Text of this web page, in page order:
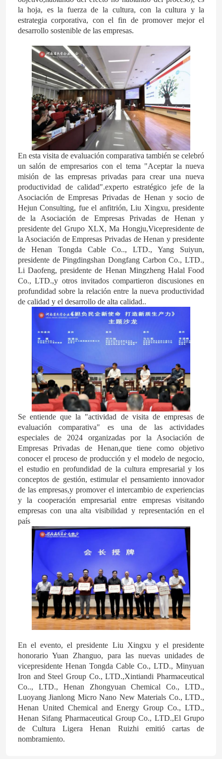
Sobre nosotros
Viaje de la fábrica
Control de calidad
Éntrenos en contacto con
Noticias
Casos
Urea
Fertilizante de nitrógeno y potasio
Fertilizante compuesto
Nitrato de calcio y amonio (CAN)
Melamina
Biometanol
Urea automotriz del grado
Los plásticos POM
Alcohol furfuril
DMF
Ácido húmico
la hoja, es la fuerza de la cultura, con la cultura y la
estrategia corporativa, con el fin de promover mejor el
desarrollo sostenible de las empresas.
En esta visita de evaluación comparativa también se celebró
un salón de empresarios con el tema "Aceptar la nueva
misión de las empresas privadas para crear una nueva
productividad de calidad".experto estratégico jefe de la
Asociación de Empresas Privadas de Henan y socio de
Hejun Consulting, fue el anfitrión, Liu Xingxu, presidente
de la Asociación de Empresas Privadas de Henan y
presidente del Grupo XLX, Ma Hongju,Vicepresidente de
la Asociación de Empresas Privadas de Henan y presidente
de Henan Tongda Cable Co.., LTD., Yang Suiyun,
presidente de Pingdingshan Dongfang Carbon Co., LTD.,
Li Daofeng, presidente de Henan Mingzheng Halal Food
Co., LTD.,y otros invitados compartieron discusiones en
profundidad sobre la relación entre la nueva productividad
de calidad y el desarrollo de alta calidad..
Se entiende que la "actividad de visita de empresas de
evaluación comparativa" es una de las actividades
especiales de 2024 organizadas por la Asociación de
Empresas Privadas de Henan,que tiene como objetivo
conocer el proceso de producción y el modelo de negocio,
el estudio en profundidad de la cultura empresarial y los
conceptos de gestión, estimular el pensamiento innovador
de las empresas,y promover el intercambio de experiencias
y la cooperación empresarial entre empresas visitando
empresas con una alta visibilidad y representación en el
país
En el evento, el presidente Liu Xingxu y el presidente
honorario Yuan Zhanguo, para las nuevas unidades de
vicepresidente Henan Tongda Cable Co., LTD., Minyuan
Iron and Steel Group Co., LTD.,Xintiandi Pharmaceutical
Co.., LTD., Henan Zhongyuan Chemical Co., LTD.,
Luoyang Jianlong Micro Nano New Materials Co., LTD.,
Henan United Chemical and Energy Group Co., LTD.,
Henan Sifang Pharmaceutical Group Co., LTD.,El Grupo
de Cultura Ligera Henan Ruizhi emitió cartas de
nombramiento.